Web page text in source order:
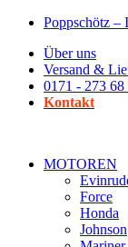
Zum
wechseln
Poppschötz –
Über uns
Versand &
0171 - 273 68
Kontakt
MOTOREN
Force
Honda
Johnson